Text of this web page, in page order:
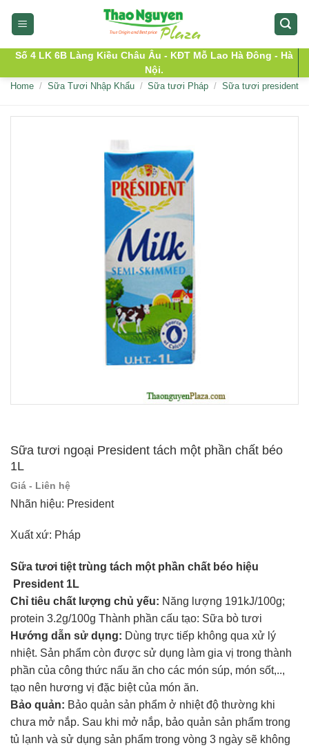
Số 4 LK 6B Làng Kiều Châu Âu - KĐT Mỗ Lao Hà Đông - Hà
Nội.
Home / Sữa Tươi Nhập Khẩu / Sữa tươi Pháp / Sữa tươi president
Sữa tươi ngoại President tách một phần chất béo
1L
Giá - Liên hệ
Nhãn hiệu: President
Xuất xứ: Pháp
Sữa tươi tiệt trùng tách một phần chất béo hiệu
President 1L
Chỉ tiêu chất lượng chủ yếu: Năng lượng 191kJ/100g;
protein 3.2g/100g Thành phần cấu tạo: Sữa bò tươi
Hướng dẫn sử dụng: Dùng trực tiếp không qua xử lý
nhiệt. Sản phẩm còn được sử dụng làm gia vị trong thành
phần của công thức nấu ăn cho các món súp, món sốt,..,
tạo nên hương vị đặc biệt của món ăn.
Bảo quản: Bảo quản sản phẩm ở nhiệt độ thường khi
chưa mở nắp. Sau khi mở nắp, bảo quản sản phẩm trong
tủ lạnh và sử dụng sản phẩm trong vòng 3 ngày sẽ không